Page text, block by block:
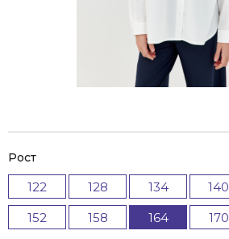
Рост
122 128 134 140
152
158 164 170